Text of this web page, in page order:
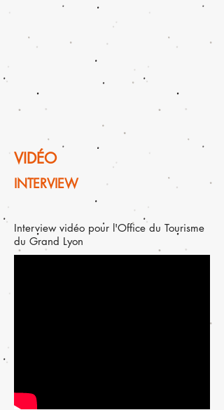
VIDÉO
INTERVIEW
Interview vidéo pour l'Office du Tourisme
du Grand Lyon